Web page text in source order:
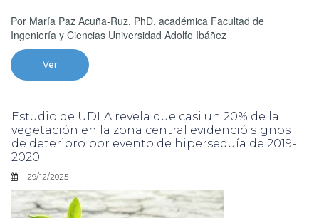
Por María Paz Acuña-Ruz, PhD, académica Facultad de
Ingeniería y Ciencias Universidad Adolfo Ibáñez
Ver
Estudio de UDLA revela que casi un 20% de la
vegetación en la zona central evidenció signos
de deterioro por evento de hipersequía de 2019-
2020
29/12/2025